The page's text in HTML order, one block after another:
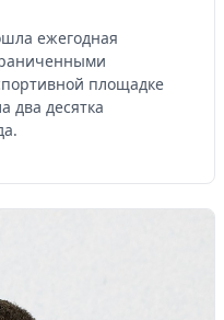
ежегодная
площадке
два десятка